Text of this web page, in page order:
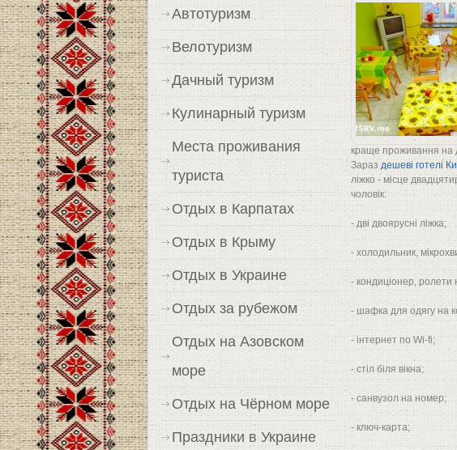
краще проживання на
Зараз дешеві готелі
ліжко - місце
чоловік:
- дві двоярусні ліжка;
- холодильник,
- кондиціонер, ролети
- шафка для одягу на
- інтернет по Wi-fi;
- стіл біля вікна;
- санвузол на номер;
- ключ-карта;
Автотуризм
Велотуризм
Дачный туризм
Кулинарный туризм
Места проживания
туриста
Отдых в Карпатах
Отдых в Крыму
Отдых в Украине
Отдых за рубежом
Отдых на Азовском
море
Отдых на Чёрном море
Праздники в Украине